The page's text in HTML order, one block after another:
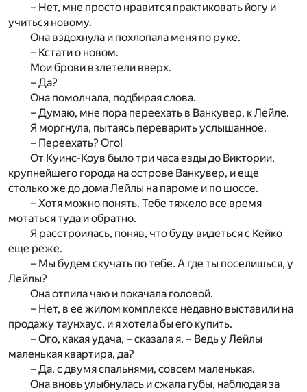
– Нет, мне просто нравится практиковать йогу и
учиться новому.
Она вздохнула и похлопала меня по руке.
– Кстати о новом.
Мои брови взлетели вверх.
– Да?
Она помолчала, подбирая слова.
– Думаю, мне пора переехать в Ванкувер, к Лейле.
Я моргнула, пытаясь переварить услышанное.
– Переехать? Ого!
От Куинс-Коув было три часа езды до Виктории,
крупнейшего города на острове Ванкувер, и еще
столько же до дома Лейлы на пароме и по шоссе.
– Хотя можно понять. Тебе тяжело все время
мотаться туда и обратно.
Я расстроилась, поняв, что буду видеться с Кейко
еще реже.
– Мы будем скучать по тебе. А где ты поселишься, у
Лейлы?
Она отпила чаю и покачала головой.
– Нет, в ее жилом комплексе недавно выставили на
продажу таунхаус, и я хотела бы его купить.
– Ого, какая удача, – сказала я. – Ведь у Лейлы
маленькая квартира, да?
– Да, с двумя спальнями, совсем маленькая.
Она вновь улыбнулась и сжала губы, наблюдая за